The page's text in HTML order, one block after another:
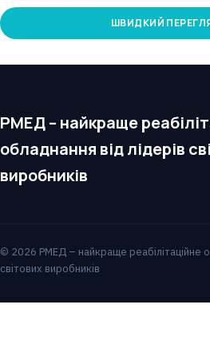
ШВИДКИЙ
РМЕД – найкраще
обладнання від лідерів
виробників
© 2026 РМЕД – найкраще реабілітаційне
світових виробників